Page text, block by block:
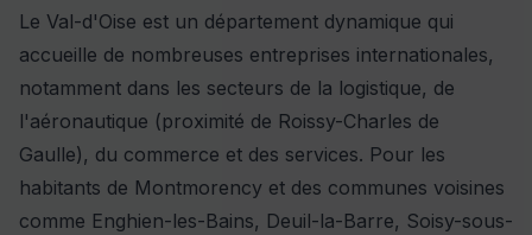
Le Val-d'Oise est un département dynamique qui
accueille de nombreuses entreprises internationales,
notamment dans les secteurs de la logistique, de
l'aéronautique (proximité de Roissy-Charles de
Gaulle), du commerce et des services. Pour les
habitants de Montmorency et des communes voisines
comme Enghien-les-Bains, Deuil-la-Barre, Soisy-sous-